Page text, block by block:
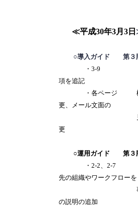
≪平成30年3月3日
○導入ガイド 第３
・3-9 利用
項を追記
・各ページ 機能
更、メール文面の
見直しによ
更
○運用ガイド 第３
・2-2、2-7 社員
先の組織やワークフローを
事前に設定
の説明の追加